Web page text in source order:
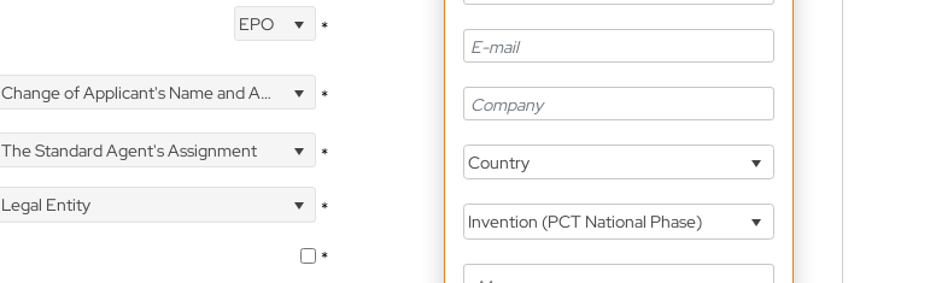
EPO *
Change of Applicant's Name and Address *
The Standard Agent's Assignment
*
Legal Entity
*
*
Country
Invention (PCT National Phase)